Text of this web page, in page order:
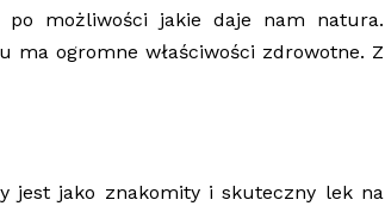
możliwości jakie daje nam natura.
ma ogromne właściwości zdrowotne. Z
jest jako znakomity i skuteczny lek na